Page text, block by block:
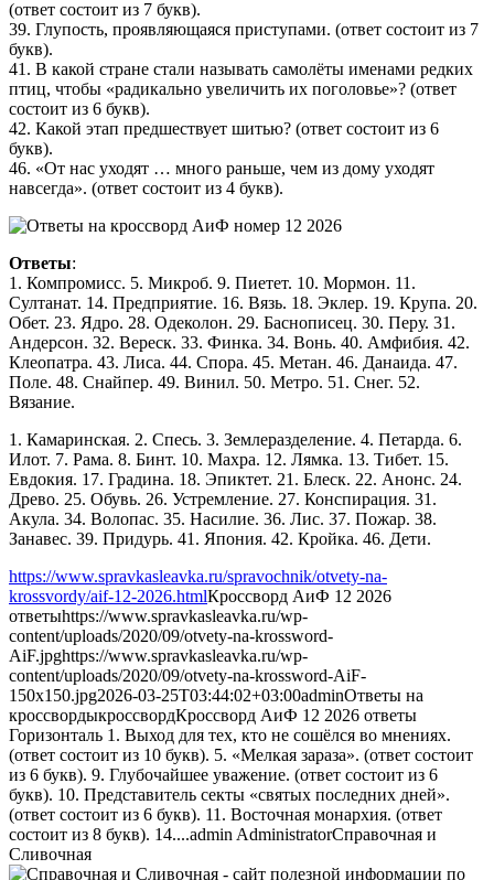
(ответ состоит из 7 букв).
39. Глупость, проявляющаяся приступами. (ответ состоит из 7
букв).
41. В какой стране стали называть самолёты именами редких
птиц, чтобы «радикально увеличить их поголовье»? (ответ
состоит из 6 букв).
42. Какой этап предшествует шитью? (ответ состоит из 6
букв).
46. «От нас уходят … много раньше, чем из дому уходят
навсегда». (ответ состоит из 4 букв).
Ответы:
1. Компромисс. 5. Микроб. 9. Пиетет. 10. Мормон. 11.
Султанат. 14. Предприятие. 16. Вязь. 18. Эклер. 19. Крупа. 20.
Обет. 23. Ядро. 28. Одеколон. 29. Баснописец. 30. Перу. 31.
Андерсон. 32. Вереск. 33. Финка. 34. Вонь. 40. Амфибия. 42.
Клеопатра. 43. Лиса. 44. Спора. 45. Метан. 46. Данаида. 47.
Поле. 48. Снайпер. 49. Винил. 50. Метро. 51. Снег. 52.
Вязание.
1. Камаринская. 2. Спесь. 3. Землеразделение. 4. Петарда. 6.
Илот. 7. Рама. 8. Бинт. 10. Махра. 12. Лямка. 13. Тибет. 15.
Евдокия. 17. Градина. 18. Эпиктет. 21. Блеск. 22. Анонс. 24.
Древо. 25. Обувь. 26. Устремление. 27. Конспирация. 31.
Акула. 34. Волопас. 35. Насилие. 36. Лис. 37. Пожар. 38.
Занавес. 39. Придурь. 41. Япония. 42. Кройка. 46. Дети.
https://www.spravkasleavka.ru/spravochnik/otvety-na-
krossvordy/aif-12-2026.htmlКроссворд АиФ 12 2026
ответыhttps://www.spravkasleavka.ru/wp-
content/uploads/2020/09/otvety-na-krossword-
AiF.jpghttps://www.spravkasleavka.ru/wp-
content/uploads/2020/09/otvety-na-krossword-AiF-
150x150.jpg2026-03-25T03:44:02+03:00adminОтветы на
кроссвордыкроссвордКроссворд АиФ 12 2026 ответы
Горизонталь 1. Выход для тех, кто не сошёлся во мнениях.
(ответ состоит из 10 букв). 5. «Мелкая зараза». (ответ состоит
из 6 букв). 9. Глубочайшее уважение. (ответ состоит из 6
букв). 10. Представитель секты «святых последних дней».
(ответ состоит из 6 букв). 11. Восточная монархия. (ответ
состоит из 8 букв). 14....admin AdministratorСправочная и
Сливочная